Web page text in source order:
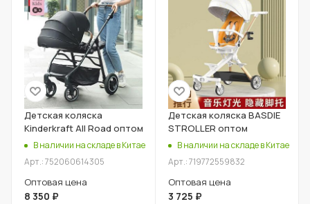
Детская коляска
Kinderkraft All Road оптом
В наличии на складе в Китае
Арт.: 752060614305
Оптовая цена
8 350 ₽
Детская коляска BASDIE
STROLLER оптом
В наличии на складе в Китае
Арт.: 719772559832
Оптовая цена
3 725 ₽